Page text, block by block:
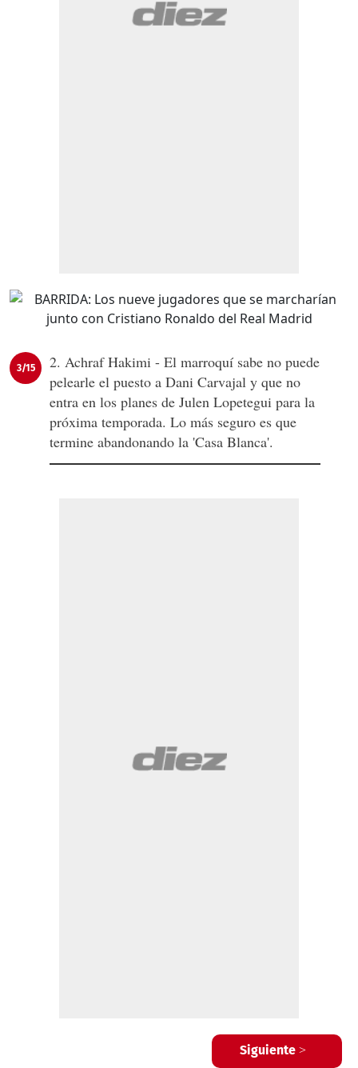
3/15
2. Achraf Hakimi - El marroquí sabe no puede
pelearle el puesto a Dani Carvajal y que no
entra en los planes de Julen Lopetegui para la
próxima temporada. Lo más seguro es que
termine abandonando la 'Casa Blanca'.
Siguiente >